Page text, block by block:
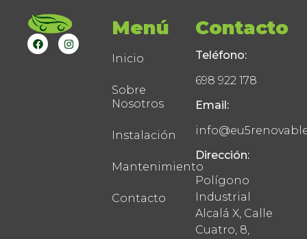
Menú
Inicio
Sobre
Nosotros
Instalación
Mantenimiento
Contacto
Contacto
Teléfono:
698 922 178
Email:
Dirección:
Polígono
Industrial
Alcalá X, Calle
Cuatro, 8,